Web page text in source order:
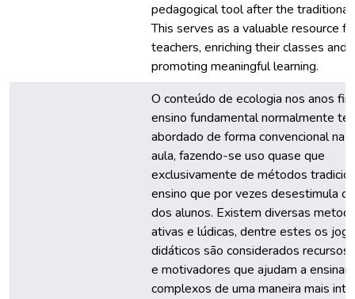
pedagogical tool after the
This serves as a valuable resource
teachers, enriching their classes and
promoting meaningful learning.
O conteúdo de ecologia nos anos
ensino fundamental normalmente
abordado de forma convencional na
aula, fazendo-se uso quase que
exclusivamente de métodos
ensino que por vezes desestimula o
dos alunos. Existem diversas
ativas e lúdicas, dentre estes os
didáticos são considerados recursos
e motivadores que ajudam a ensinar
complexos de uma maneira mais